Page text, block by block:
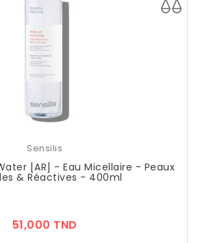
Sensilis
[AR] - Eau Micellaire - Peaux
& Réactives - 400ml
51,000 TND